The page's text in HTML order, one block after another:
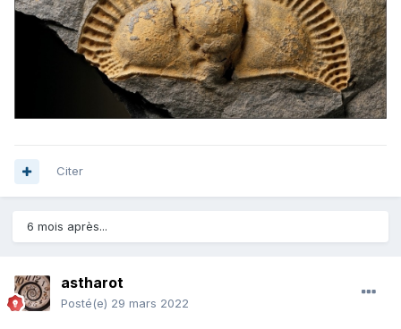
Citer
6 mois après...
astharot
Posté(e) 29 mars 2022